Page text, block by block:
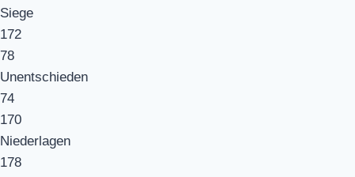
Siege
172
78
Unentschieden
74
170
Niederlagen
178